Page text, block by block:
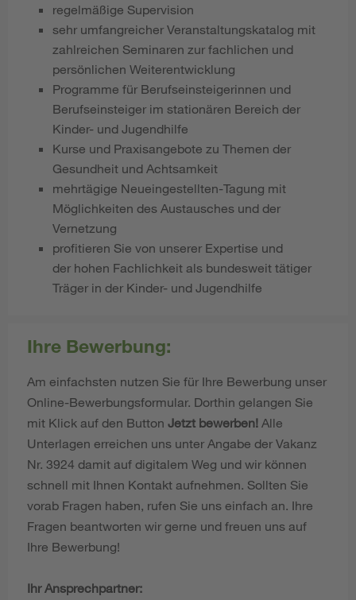
regelmäßige Supervision
sehr umfangreicher Veranstaltungskatalog mit
zahlreichen Seminaren zur fachlichen und
persönlichen Weiterentwicklung
Programme für Berufseinsteigerinnen und
Berufseinsteiger im stationären Bereich der
Kinder- und Jugendhilfe
Kurse und Praxisangebote zu Themen der
Gesundheit und Achtsamkeit
mehrtägige Neueingestellten-Tagung mit
Möglichkeiten des Austausches und der
Vernetzung
profitieren Sie von unserer Expertise und
der hohen Fachlichkeit als bundesweit tätiger
Träger in der Kinder- und Jugendhilfe
Ihre Bewerbung:
Am einfachsten nutzen Sie für Ihre Bewerbung unser
Online-Bewerbungsformular. Dorthin gelangen Sie
mit Klick auf den Button Jetzt bewerben! Alle
Unterlagen erreichen uns unter Angabe der Vakanz
Nr. 3924 damit auf digitalem Weg und wir können
schnell mit Ihnen Kontakt aufnehmen. Sollten Sie
vorab Fragen haben, rufen Sie uns einfach an. Ihre
Fragen beantworten wir gerne und freuen uns auf
Ihre Bewerbung!
Ihr Ansprechpartner: